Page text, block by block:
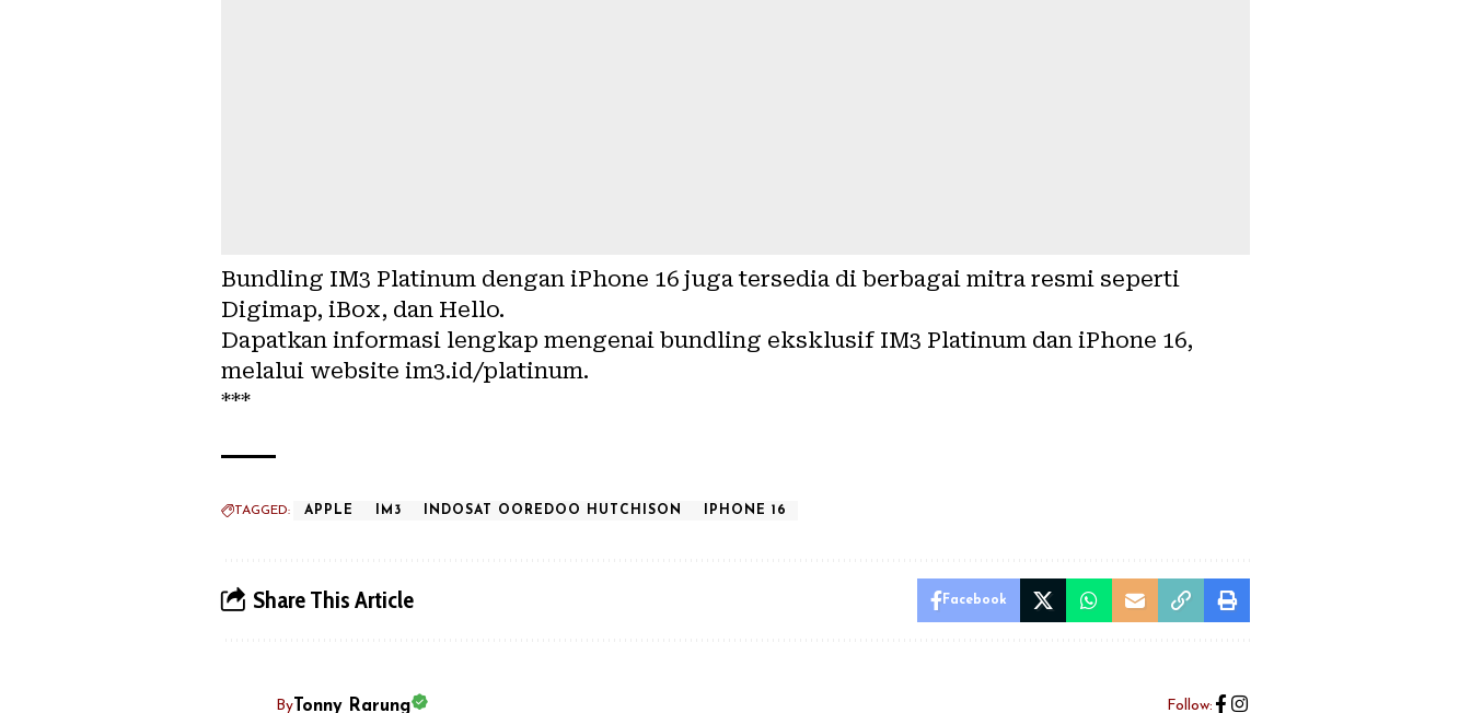
Bundling IM3 Platinum dengan iPhone 16 juga tersedia di berbagai mitra resmi seperti
Digimap, iBox, dan Hello.
Dapatkan informasi lengkap mengenai bundling eksklusif IM3 Platinum dan iPhone 16,
melalui website im3.id/platinum.
***
TAGGED: APPLE IM3 INDOSAT OOREDOO HUTCHISON IPHONE 16
Share This Article Facebook
By Tonny Rarung Follow: